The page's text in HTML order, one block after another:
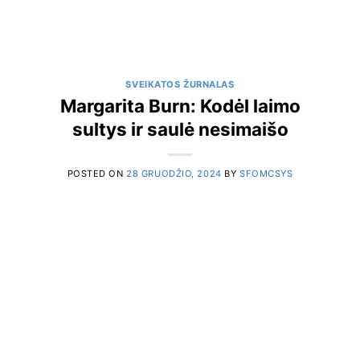
SVEIKATOS ŽURNALAS
Margarita Burn: Kodėl laimo
sultys ir saulė nesimaišo
POSTED ON 28 GRUODŽIO, 2024 BY SFOMCSYS